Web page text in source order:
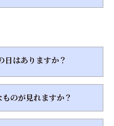
日はありますか？
のが見れますか？